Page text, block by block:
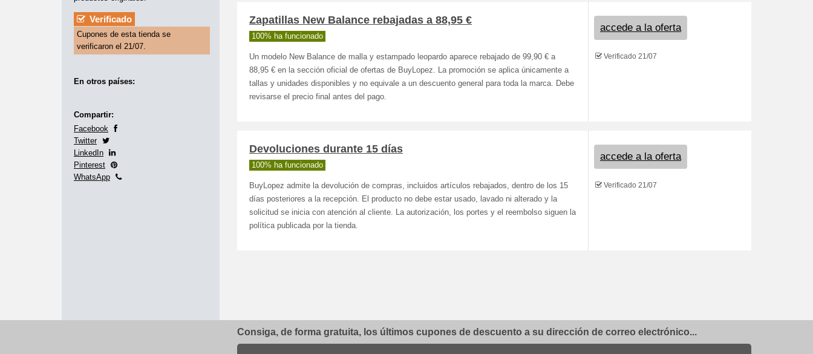
Verificado
Cupones de esta tienda se
verificaron el 21/07.
En otros países:
Compartir:
Facebook
Twitter
LinkedIn
Pinterest
WhatsApp
Zapatillas New Balance rebajadas a 88,95 €
100% ha funcionado
Un modelo New Balance de malla y estampado leopardo aparece rebajado de 99,90 € a
88,95 € en la sección oficial de ofertas de BuyLopez. La promoción se aplica únicamente a
tallas y unidades disponibles y no equivale a un descuento general para toda la marca. Debe
revisarse el precio final antes del pago.
accede a la oferta
Verificado 21/07
Devoluciones durante 15 días
100% ha funcionado
BuyLopez admite la devolución de compras, incluidos artículos rebajados, dentro de los 15
días posteriores a la recepción. El producto no debe estar usado, lavado ni alterado y la
solicitud se inicia con atención al cliente. La autorización, los portes y el reembolso siguen la
política publicada por la tienda.
accede a la oferta
Verificado 21/07
Consiga, de forma gratuita, los últimos cupones de descuento a su dirección de correo electrónico...